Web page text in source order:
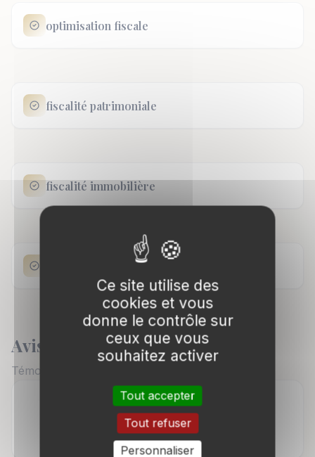
optimisation fiscale
fiscalité patrimoniale
fiscalité immobilière
gestion de patrimoine
Avis Clients
Témoignages vérifiés de nos clients
5.0
2 avis Google
Ce site utilise des
cookies et vous
donne le contrôle sur
ceux que vous
souhaitez activer
Tout accepter
Tout refuser
Personnaliser